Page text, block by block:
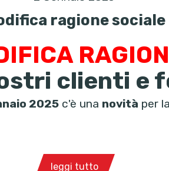
ragione sociale
clienti e
2025 c'è una novità per la
leggi tutto